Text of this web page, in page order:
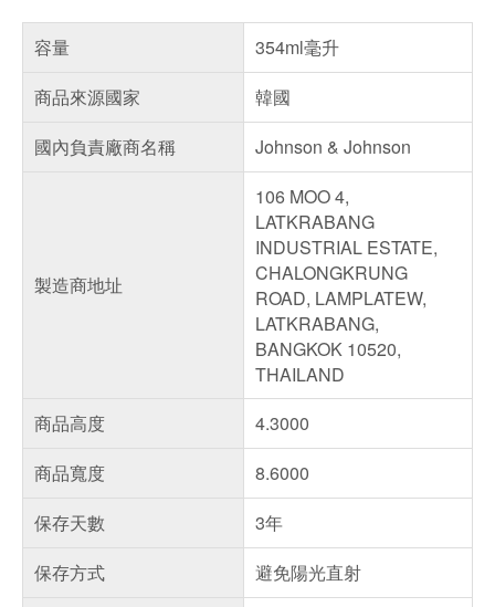
容量
354ml毫升
商品來源國家
韓國
國內負責廠商名稱
Johnson & Johnson
製造商地址
106 MOO 4,
LATKRABANG
INDUSTRIAL ESTATE,
CHALONGKRUNG
ROAD, LAMPLATEW,
LATKRABANG,
BANGKOK 10520,
THAILAND
商品高度
4.3000
商品寬度
8.6000
保存天數
3年
保存方式
避免陽光直射